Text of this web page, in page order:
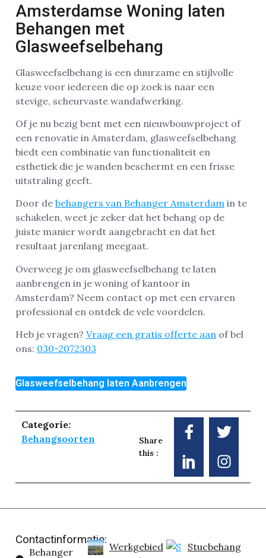
Amsterdamse Woning laten
Behangen met
Glasweefselbehang
Glasweefselbehang is een duurzame en stijlvolle
keuze voor iedereen die op zoek is naar een
stevige, scheurvaste wandafwerking.
Of je nu bezig bent met een nieuwbouwproject of
een renovatie in Amsterdam, glasweefselbehang
biedt een combinatie van functionaliteit en
esthetiek die je wanden beschermt en een frisse
uitstraling geeft.
Door de behangers van Behanger Amsterdam in te
schakelen, weet je zeker dat het behang op de
juiste manier wordt aangebracht en dat het
resultaat jarenlang meegaat.
Overweeg je om glasweefselbehang te laten
aanbrengen in je woning of kantoor in
Amsterdam? Neem contact op met een ervaren
professional en ontdek de vele voordelen.
Heb je vragen? Vraag een gratis offerte aan of bel
ons: 030-2072303
Glasweefselbehang laten Aanbrengen
Categorie:
Behangsoorten
Share
this :
Contactinformatie:
Behanger
Werkgebied
Stucbehang